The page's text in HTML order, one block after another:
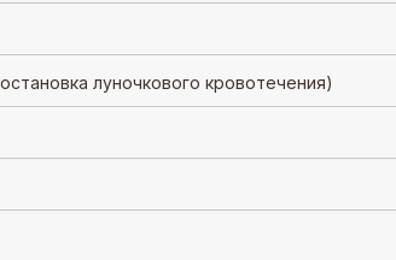
луночкового кровотечения)